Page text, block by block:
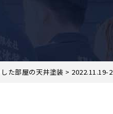
た部屋の天井塗装 > 2022.11.19-2